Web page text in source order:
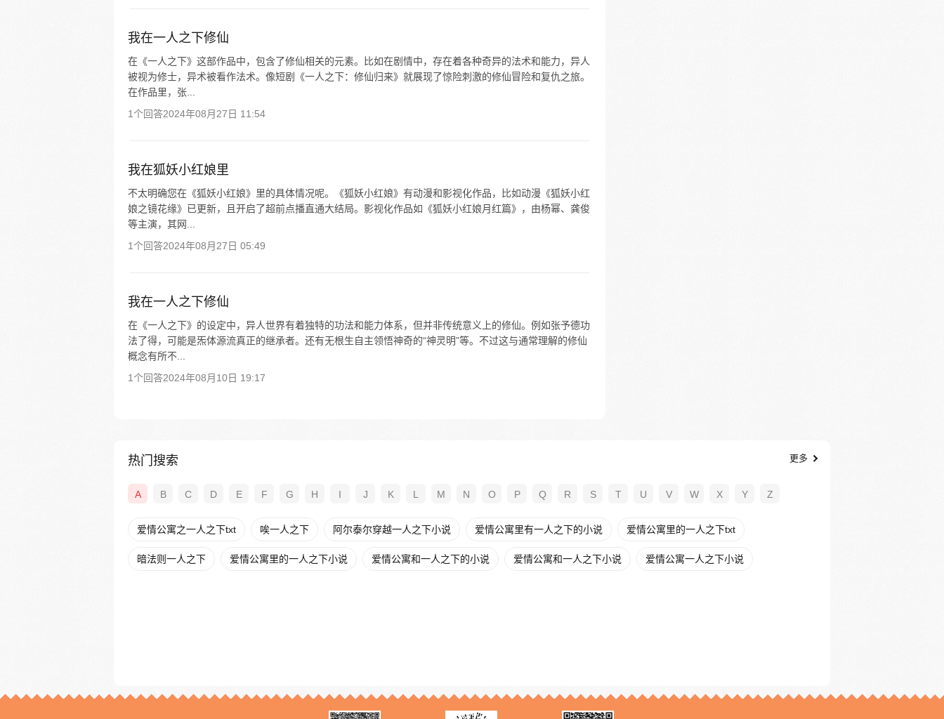
我在一人之下修仙
在《一人之下》这部作品中，包含了修仙相关的元素。比如在剧情中，存在着各种奇异的法术和能力，异人
被视为修士，异术被看作法术。像短剧《一人之下：修仙归来》就展现了惊险刺激的修仙冒险和复仇之旅。
在作品里，张...
1个回答2024年08月27日 11:54
我在狐妖小红娘里
不太明确您在《狐妖小红娘》里的具体情况呢。《狐妖小红娘》有动漫和影视化作品，比如动漫《狐妖小红
娘之镜花缘》已更新，且开启了超前点播直通大结局。影视化作品如《狐妖小红娘月红篇》，由杨幂、龚俊
等主演，其网...
1个回答2024年08月27日 05:49
我在一人之下修仙
在《一人之下》的设定中，异人世界有着独特的功法和能力体系，但并非传统意义上的修仙。例如张予德功
法了得，可能是炁体源流真正的继承者。还有无根生自主领悟神奇的“神灵明”等。不过这与通常理解的修仙
概念有所不...
1个回答2024年08月10日 19:17
热门搜索 更多
A B C D E F G H I J K L M N O P Q R S T U V W X Y Z
爱情公寓之一人之下txt 唉一人之下 阿尔泰尔穿越一人之下小说 爱情公寓里有一人之下的小说 爱情公寓里的一人之下txt
暗法则一人之下 爱情公寓里的一人之下小说 爱情公寓和一人之下的小说 爱情公寓和一人之下小说 爱情公寓一人之下小说